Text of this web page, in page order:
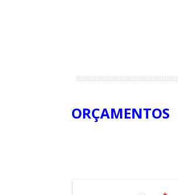
ORÇAMENTOS